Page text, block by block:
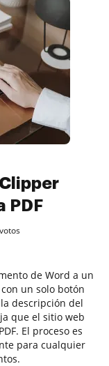
PDF
de Word a un
un solo botón
descripción del
que el sitio web
El proceso es
para cualquier